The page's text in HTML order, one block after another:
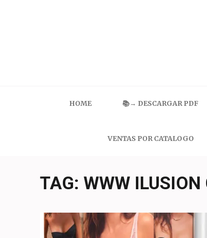
HOME 📚→ DESCARGAR PDF
VENTAS POR CATALOGO
TAG: WWW